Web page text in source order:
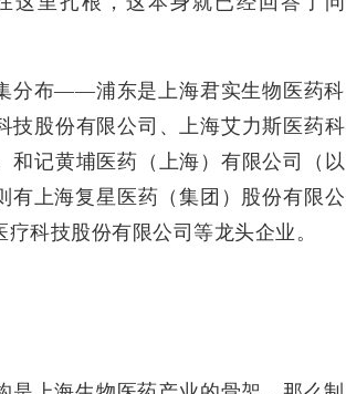
分布——浦东是上海君实生物医药科
技股份有限公司、上海艾力斯医药科
和记黄埔医药（上海）有限公司（以
有上海复星医药（集团）股份有限公
科技股份有限公司等龙头企业。